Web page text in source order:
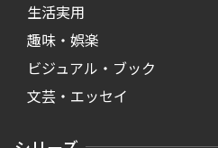
生活実用
趣味・娯楽
ビジュアル・ブック
文芸・エッセイ